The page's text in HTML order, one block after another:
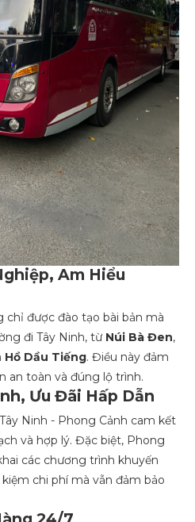
Am Hiểu
chỉ được đào tạo bài bản mà
đi Tây Ninh, từ Núi Bà Đen,
Hồ Dầu Tiếng. Điều này đảm
an toàn và đúng lộ trình.
Ưu Đãi Hấp Dẫn
Ninh - Phong Cảnh cam kết
và hợp lý. Đặc biệt, Phong
các chương trình khuyến
chi phí mà vẫn đảm bảo